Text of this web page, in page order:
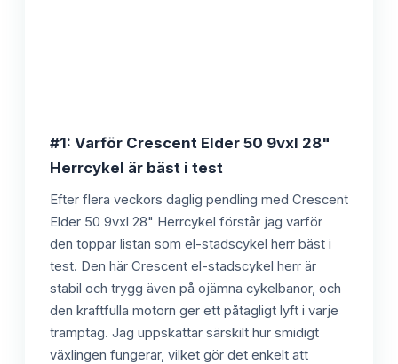
#1: Varför Crescent Elder 50 9vxl 28"
Herrcykel är bäst i test
Efter flera veckors daglig pendling med Crescent
Elder 50 9vxl 28" Herrcykel förstår jag varför
den toppar listan som el-stadscykel herr bäst i
test. Den här Crescent el-stadscykel herr är
stabil och trygg även på ojämna cykelbanor, och
den kraftfulla motorn ger ett påtagligt lyft i varje
tramptag. Jag uppskattar särskilt hur smidigt
växlingen fungerar, vilket gör det enkelt att